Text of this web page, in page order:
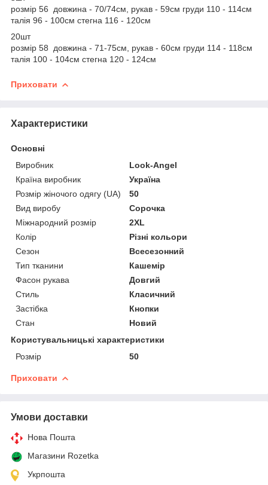
розмір 56 довжина - 70/74см, рукав - 59см груди 110 - 114см
талія 96 - 100см стегна 116 - 120см
20шт
розмір 58 довжина - 71-75см, рукав - 60см груди 114 - 118см
талія 100 - 104см стегна 120 - 124см
Приховати
Характеристики
Основні
Виробник
Look-Angel
Країна виробник
Україна
Розмір жіночого одягу (UA)
50
Вид виробу
Сорочка
Міжнародний розмір
2XL
Колір
Різні кольори
Сезон
Всесезонний
Тип тканини
Кашемір
Фасон рукава
Довгий
Стиль
Класичний
Застібка
Кнопки
Стан
Новий
Користувальницькі характеристики
Розмір
50
Приховати
Умови доставки
Нова Пошта
Магазини Rozetka
Укрпошта